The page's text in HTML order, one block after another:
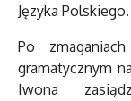
Języka Polskiego.
Po
gramatycznym
Iwona